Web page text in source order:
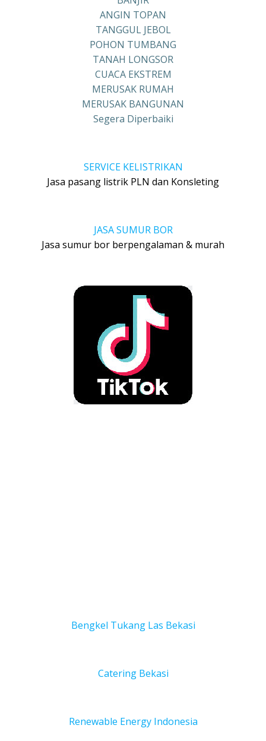
ANGIN TOPAN
TANGGUL JEBOL
POHON TUMBANG
TANAH LONGSOR
CUACA EKSTREM
MERUSAK RUMAH
MERUSAK BANGUNAN
Segera Diperbaiki
SERVICE KELISTRIKAN
Jasa pasang listrik PLN dan Konsleting
JASA SUMUR BOR
Jasa sumur bor berpengalaman & murah
Bengkel Tukang Las Bekasi
Catering Bekasi
Renewable Energy Indonesia